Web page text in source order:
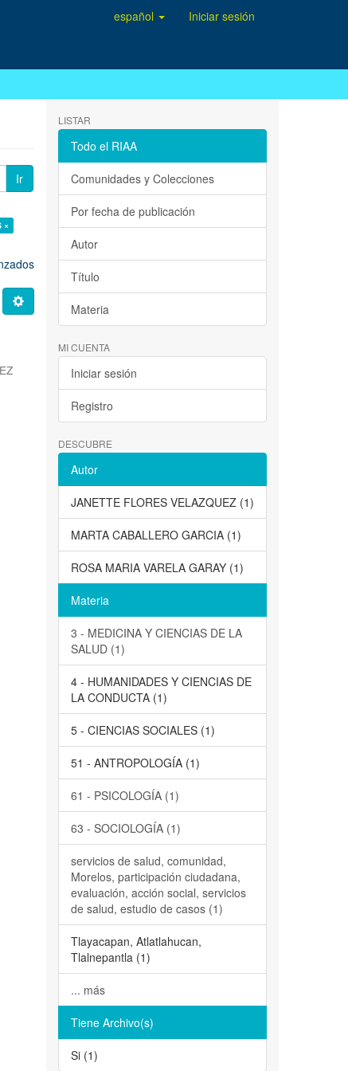
español Iniciar sesión
Ir
×
LISTAR
Todo el RIAA
Comunidades y Colecciones
Por fecha de publicación
Autor
Título
Materia
MI CUENTA
Iniciar sesión
Registro
DESCUBRE
Autor
JANETTE FLORES VELAZQUEZ (1)
MARTA CABALLERO GARCIA (1)
ROSA MARIA VARELA GARAY (1)
Materia
3 - MEDICINA Y CIENCIAS DE LA
SALUD (1)
4 - HUMANIDADES Y CIENCIAS DE
LA CONDUCTA (1)
5 - CIENCIAS SOCIALES (1)
51 - ANTROPOLOGÍA (1)
61 - PSICOLOGÍA (1)
63 - SOCIOLOGÍA (1)
servicios de salud, comunidad,
Morelos, participación ciudadana,
evaluación, acción social, servicios
de salud, estudio de casos (1)
Tlayacapan, Atlatlahucan,
Tlalnepantla (1)
... más
Tiene Archivo(s)
Si (1)